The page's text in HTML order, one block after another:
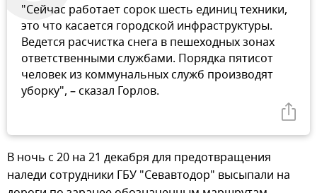
"Сейчас работает сорок шесть единиц техники,
это что касается городской инфраструктуры.
Ведется расчистка снега в пешеходных зонах
ответственными службами. Порядка пятисот
человек из коммунальных служб производят
уборку", – сказал Горлов.
В ночь с 20 на 21 декабря для предотвращения
наледи сотрудники ГБУ "Севавтодор" высыпали на